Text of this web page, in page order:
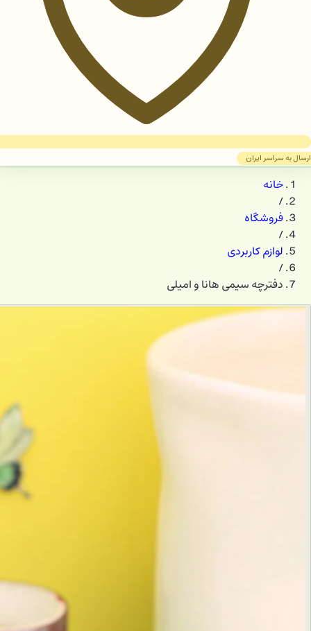
ارسال به سراسر ایران
خانه
/
فروشگاه
/
لوازم کاربردی
/
دفترچه سیمی هانا و امیلی